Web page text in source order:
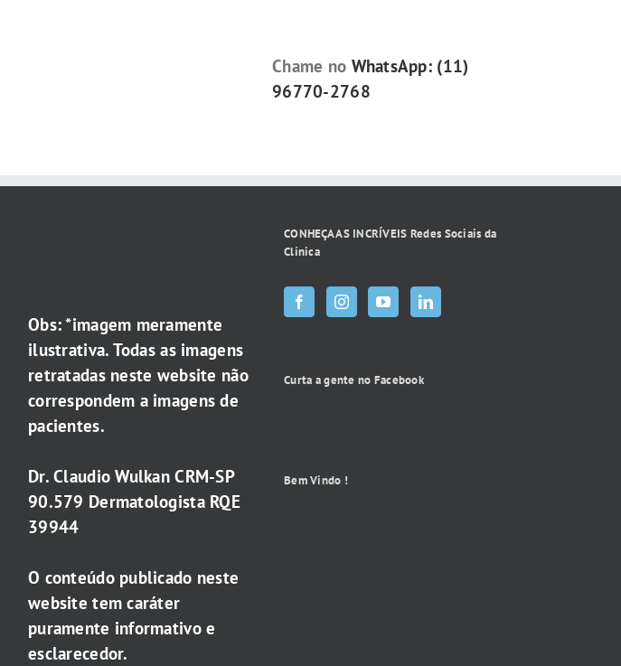
Chame no WhatsApp: (11)
96770-2768
Obs: *imagem meramente
ilustrativa. Todas as imagens
retratadas neste website não
correspondem a imagens de
pacientes.
Dr. Claudio Wulkan CRM-SP
90.579 Dermatologista RQE
39944
O conteúdo publicado neste
website tem caráter
puramente informativo e
esclarecedor.
CONHEÇA AS INCRÍVEIS Redes Sociais da
Clínica
Curta a gente no Facebook
Bem Vindo !